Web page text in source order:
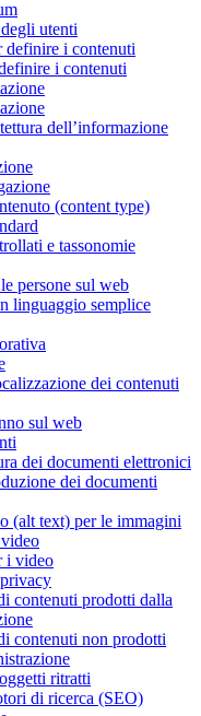
utenti
definire i contenuti
i contenuti
dell’informazione
(content type)
e tassonomie
persone sul web
linguaggio semplice
dei contenuti
sul web
dei documenti elettronici
dei documenti
(alt text) per le immagini
i video
contenuti prodotti dalla
contenuti non prodotti
ritratti
di ricerca (SEO)